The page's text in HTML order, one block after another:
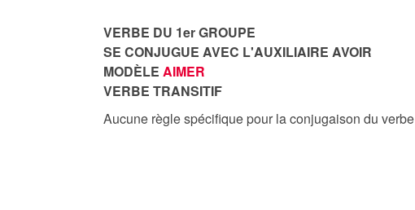
VERBE DU 1er GROUPE
SE CONJUGUE AVEC L'AUXILIAIRE AVOIR
MODÈLE AIMER
VERBE TRANSITIF
Aucune règle spécifique pour la conjugaison du verbe